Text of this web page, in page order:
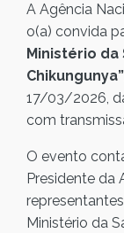
A Agência
o(a) convida
Ministério da
Chikungunya”
17/03/2026,
com
O evento
Presidente da
Ministério da